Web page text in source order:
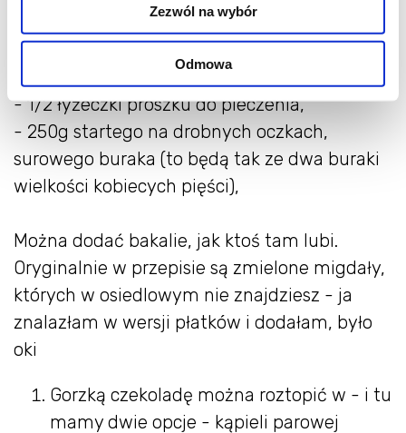
Zezwól na wybór
Odmowa
- 100g mąki (też z pół szklanki) może być
pszenna, może być pełnoziarnista,
- 1/2 łyżeczki proszku do pieczenia,
- 250g startego na drobnych oczkach,
surowego buraka (to będą tak ze dwa buraki
wielkości kobiecych pięści),
Można dodać bakalie, jak ktoś tam lubi.
Oryginalnie w przepisie są zmielone migdały,
których w osiedlowym nie znajdziesz - ja
znalazłam w wersji płatków i dodałam, było
oki
Gorzką czekoladę można roztopić w - i tu
mamy dwie opcje - kąpieli parowej